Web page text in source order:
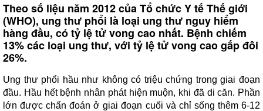
Theo số liệu năm 2012 của Tổ chức Y tế Thế giới
(WHO), ung thư phổi là loại ung thư nguy hiểm
hàng đầu, có tỷ lệ tử vong cao nhất. Bệnh chiếm
13% các loại ung thư, với tỷ lệ tử vong cao gấp đôi
26%.
Ung thư phổi hầu như không có triệu chứng trong giai đoạn
đầu. Hầu hết bệnh nhân phát hiện muộn, khi đã di căn. Phần
lớn được chẩn đoán ở giai đoạn cuối và chỉ sống thêm 6-12